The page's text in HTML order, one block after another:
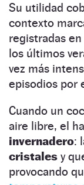
Su utilidad
contexto
registradas
los últimos
vez más
episodios por
Cuando un
aire libre, el
invernadero:
cristales y
provocando